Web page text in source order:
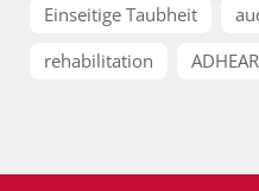
Einseitige Taubheit
rehabilitation
ADHEAR